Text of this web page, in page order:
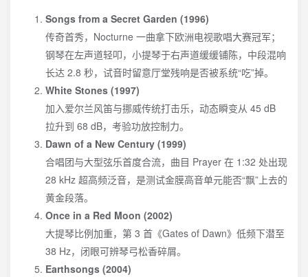
Songs from a Secret Garden (1996)
传奇首秀，Nocturne 一曲拿下欧洲电视歌唱大赛冠军；
钢琴在左声道轻叩，小提琴于右声道缓缓铺陈，中段混响
长达 2.8 秒，试音时留意厅堂残响是否被系统“吃”掉。
White Stones (1997)
加入爱尔兰风笛与挪威传统打击乐，动态瞬变从 45 dB
拉升到 68 dB，考验功放控制力。
Dawn of a New Century (1999)
合唱团与大型弦乐首度合流，曲目 Prayer 在 1:32 处出现
28 kHz 超高频泛音，是测试金膜高音单元能否“飘”上去的
黄金段落。
Once in a Red Moon (2002)
大提琴比例加重，第 3 首《Gates of Dawn》低频下潜至
38 Hz，闭眼可辨琴弓松香碎屑。
Earthsongs (2004)